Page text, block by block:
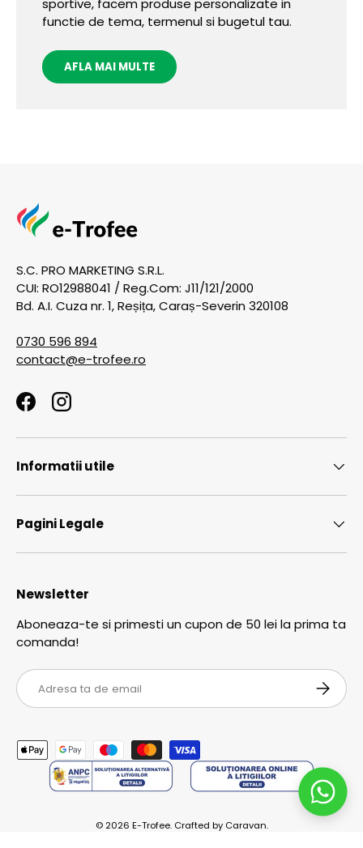
functie de tema, termenul si bugetul tau.
AFLA MAI MULTE
S.C. PRO MARKETING S.R.L.
CUI: RO12988041 / Reg.Com: J11/121/2000
Bd. A.I. Cuza nr. 1, Reșița, Caraș-Severin 320108
0730 596 894
contact@e-trofee.ro
FacebookInstagram
Informatii utile
Pagini Legale
Newsletter
Aboneaza-te si primesti un cupon de 50 lei la prima ta
comanda!
Email
Metode de plata acceptate
© 2026 E-Trofee. Crafted by Caravan.